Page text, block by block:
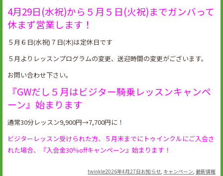
4月29日(水祝)から５月５日(火祝)までガンバって
休まず営業します！
５月６日(水祝)７日(木)は定休日です
５月よりレッスンプログラムの変更、送迎時間の変更がございます。
お問い合わせ下さい。
『GWだし５月はビジター騎乗レッスンキャンペ
ーン』始まります
通常30分レッスン9,900円→7,700円に！
ビジターレッスン受けられた方、５月末までにトゥインクルにご入会さ
れた場合、『入会金30％offキャンペーン』始まります！
Author
twinklePosted
2026年4月27日Categories
お知らせ キャンペーン 最新情報